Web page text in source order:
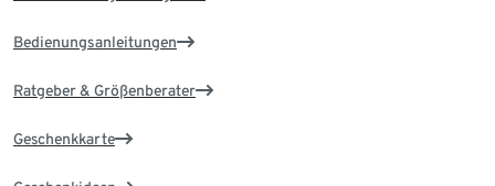
Bedienungsanleitungen
Ratgeber & Größenberater
Geschenkkarte